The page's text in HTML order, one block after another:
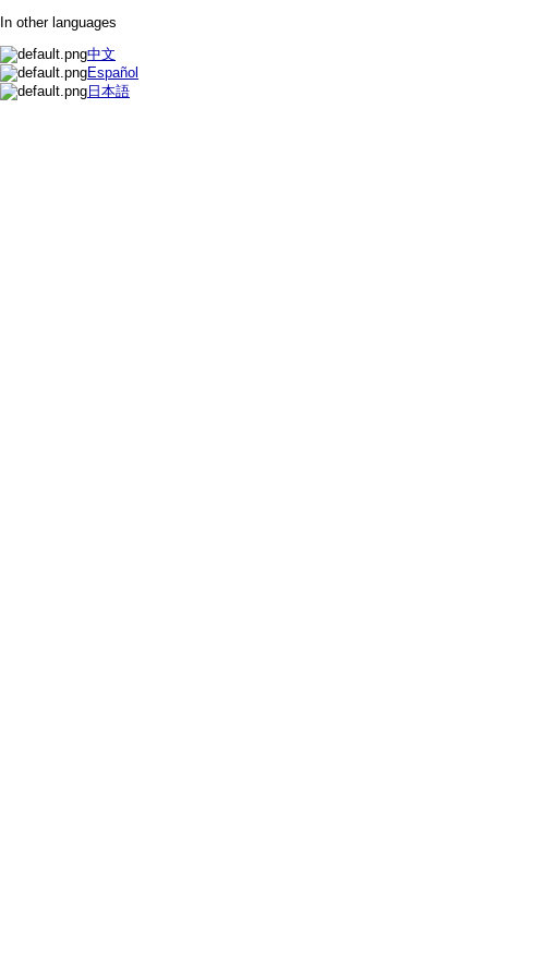
In other languages
中文
Español
日本語